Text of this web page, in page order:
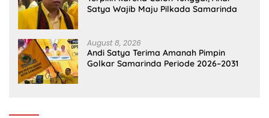
Satya Wajib Maju Pilkada Samarinda
August 8, 2026
Andi Satya Terima Amanah Pimpin
Golkar Samarinda Periode 2026–2031